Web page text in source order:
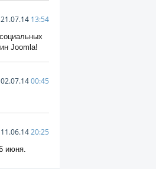
21.07.14 13:54
Joomla!
02.07.1400:45
11.06.1420:25
июня.